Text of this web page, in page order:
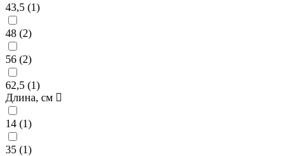
43,5 (1)
48 (2)
56 (2)
62,5 (1)
Длина, см
14 (1)
35 (1)